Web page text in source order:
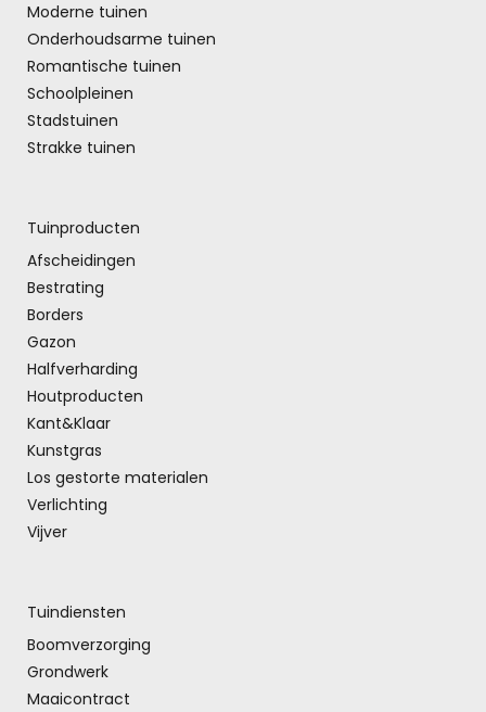
Moderne tuinen
Onderhoudsarme tuinen
Romantische tuinen
Schoolpleinen
Stadstuinen
Strakke tuinen
Tuinproducten
Afscheidingen
Bestrating
Borders
Gazon
Halfverharding
Houtproducten
Kant&Klaar
Kunstgras
Los gestorte materialen
Verlichting
Vijver
Tuindiensten
Boomverzorging
Grondwerk
Maaicontract